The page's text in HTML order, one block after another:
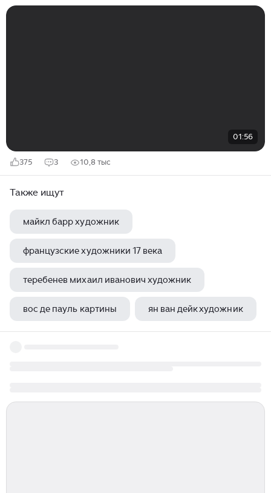
01:56
375 3 10,8 тыс
Также ищут
майкл барр художник
французские художники 17 века
теребенев михаил иванович художник
вос де пауль картины ян ван дейк художник